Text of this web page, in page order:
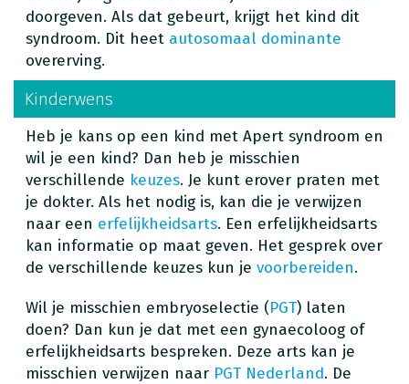
doorgeven. Als dat gebeurt, krijgt het kind dit
syndroom. Dit heet autosomaal dominante
overerving.
Kinderwens
Heb je kans op een kind met Apert syndroom en
wil je een kind? Dan heb je misschien
verschillende keuzes. Je kunt erover praten met
je dokter. Als het nodig is, kan die je verwijzen
naar een erfelijkheidsarts. Een erfelijkheidsarts
kan informatie op maat geven. Het gesprek over
de verschillende keuzes kun je voorbereiden.
Wil je misschien embryoselectie (PGT) laten
doen? Dan kun je dat met een gynaecoloog of
erfelijkheidsarts bespreken. Deze arts kan je
misschien verwijzen naar PGT Nederland. De